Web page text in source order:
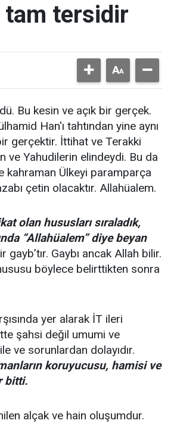
tersidir
Bu kesin ve açık bir gerçek.
Han'ı tahtından yine aynı
gerçektir. İttihat ve Terakki
ve Yahudilerin elindeydi. Bu da
kahraman Ülkeyi paramparça
çetin olacaktır. Allahüalem.
olan hususları sıraladık,
“Allahüalem” diye beyan
Gaybı ancak Allah bilir.
böylece belirttikten sonra
yer alarak İT ileri
şahsi değil umumi ve
ve sorunlardan dolayıdır.
koruyucusu, hamisi ve
bitti.
alçak ve hain oluşumdur.